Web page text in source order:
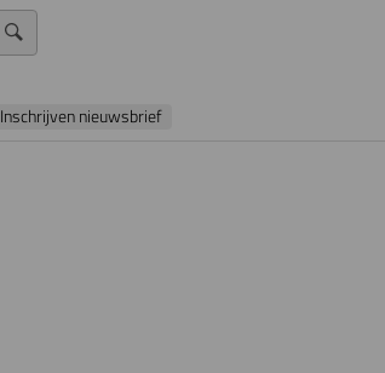
Inschrijven nieuwsbrief